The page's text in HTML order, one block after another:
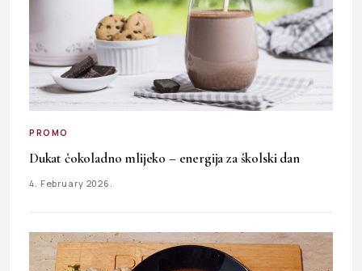
PROMO
Dukat čokoladno mlijeko – energija za školski dan
4. February 2026.